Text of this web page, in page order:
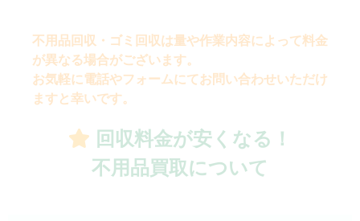
不用品回収・ゴミ回収は量や作業内容によって料金
が異なる場合がございます。
お気軽に電話やフォームにてお問い合わせいただけ
ますと幸いです。
回収料金が安くなる！
不用品買取について